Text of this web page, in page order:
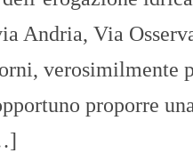
Andria, Via
verosimilmente
proporre